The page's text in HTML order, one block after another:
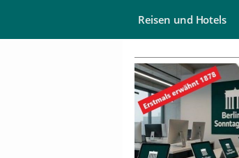
Reisen und Hotels